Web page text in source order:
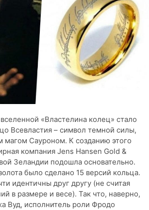
«Властелина колец» стало
Всевластия – символ темной силы,
магом Сауроном. К созданию этого
компания Jens Hansen Gold &
Зеландии подошла основательно.
было сделано 15 версий кольца.
идентичны друг другу (не считая
в размере и весе). Так что, наверно,
Вуд, исполнитель роли Фродо